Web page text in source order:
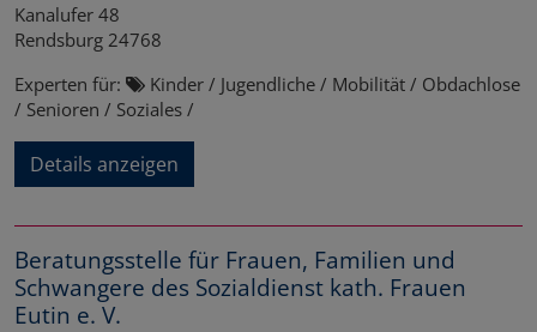
Kanalufer 48
Rendsburg 24768
Experten für:
Kinder / Jugendliche / Mobilität / Obdachlose
/ Senioren / Soziales /
Details anzeigen
Beratungsstelle für Frauen, Familien und
Schwangere des Sozialdienst kath. Frauen
Eutin e. V.